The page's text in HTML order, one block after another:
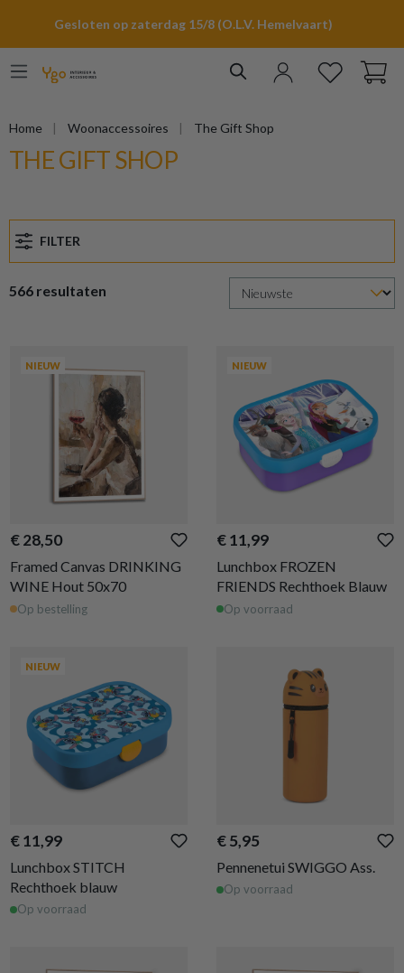
Gesloten op zaterdag 15/8 (O.L.V. Hemelvaart)
Home Woonaccessoires The Gift Shop
THE GIFT SHOP
FILTER
566 resultaten
NIEUW
€ 28,50
Framed Canvas DRINKING
WINE Hout 50x70
Op bestelling
NIEUW
€ 11,99
Lunchbox FROZEN
FRIENDS Rechthoek Blauw
Op voorraad
NIEUW
€ 11,99
Lunchbox STITCH
Rechthoek blauw
Op voorraad
€ 5,95
Pennenetui SWIGGO Ass.
Op voorraad